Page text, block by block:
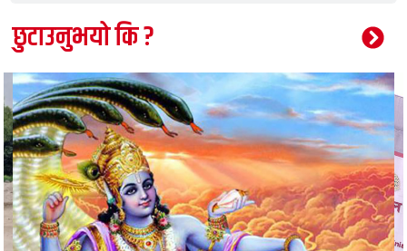
छुटाउनुभयो कि ?